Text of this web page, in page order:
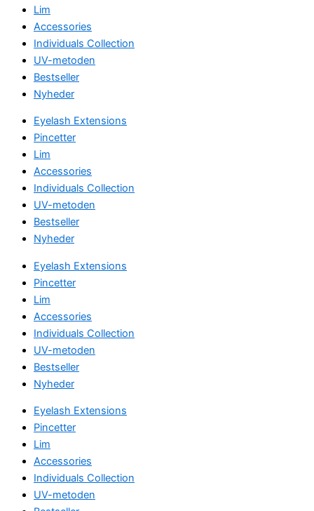
Lim
Accessories
Individuals Collection
UV-metoden
Bestseller
Nyheder
Eyelash Extensions
Pincetter
Lim
Accessories
Individuals Collection
UV-metoden
Bestseller
Nyheder
Eyelash Extensions
Pincetter
Lim
Accessories
Individuals Collection
UV-metoden
Bestseller
Nyheder
Eyelash Extensions
Pincetter
Lim
Accessories
Individuals Collection
UV-metoden